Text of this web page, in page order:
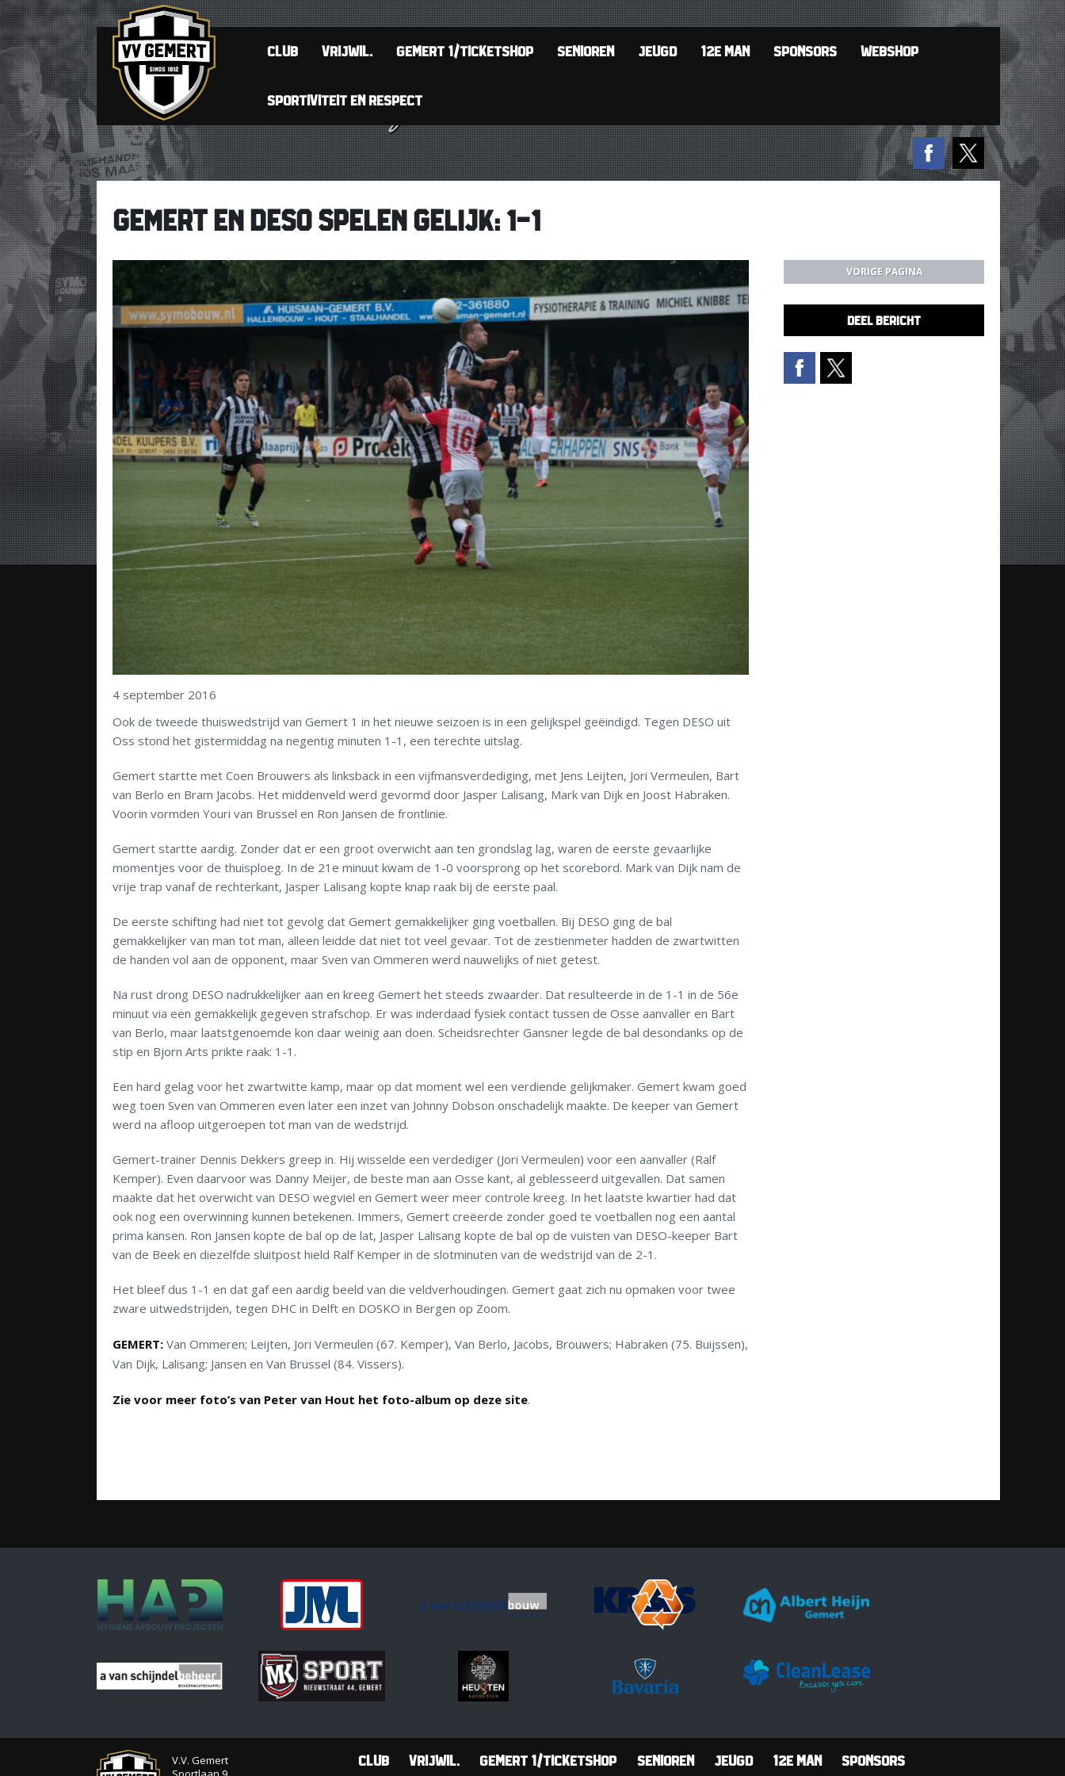
CLUB VRIJWIL. GEMERT 1/TICKETSHOP SENIOREN JEUGD 12E MAN SPONSORS WEBSHOP
SPORTIVITEIT EN RESPECT
GEMERT EN DESO SPELEN GELIJK: 1-1
4 september 2016
Ook de tweede thuiswedstrijd van Gemert 1 in het nieuwe seizoen is in een gelijkspel geëindigd. Tegen DESO uit
Oss stond het gistermiddag na negentig minuten 1-1, een terechte uitslag.
Gemert startte met Coen Brouwers als linksback in een vijfmansverdediging, met Jens Leijten, Jori Vermeulen, Bart
van Berlo en Bram Jacobs. Het middenveld werd gevormd door Jasper Lalisang, Mark van Dijk en Joost Habraken.
Voorin vormden Youri van Brussel en Ron Jansen de frontlinie.
Gemert startte aardig. Zonder dat er een groot overwicht aan ten grondslag lag, waren de eerste gevaarlijke
momentjes voor de thuisploeg. In de 21e minuut kwam de 1-0 voorsprong op het scorebord. Mark van Dijk nam de
vrije trap vanaf de rechterkant, Jasper Lalisang kopte knap raak bij de eerste paal.
De eerste schifting had niet tot gevolg dat Gemert gemakkelijker ging voetballen. Bij DESO ging de bal
gemakkelijker van man tot man, alleen leidde dat niet tot veel gevaar. Tot de zestienmeter hadden de zwartwitten
de handen vol aan de opponent, maar Sven van Ommeren werd nauwelijks of niet getest.
Na rust drong DESO nadrukkelijker aan en kreeg Gemert het steeds zwaarder. Dat resulteerde in de 1-1 in de 56e
minuut via een gemakkelijk gegeven strafschop. Er was inderdaad fysiek contact tussen de Osse aanvaller en Bart
van Berlo, maar laatstgenoemde kon daar weinig aan doen. Scheidsrechter Gansner legde de bal desondanks op de
stip en Bjorn Arts prikte raak: 1-1.
Een hard gelag voor het zwartwitte kamp, maar op dat moment wel een verdiende gelijkmaker. Gemert kwam goed
weg toen Sven van Ommeren even later een inzet van Johnny Dobson onschadelijk maakte. De keeper van Gemert
werd na afloop uitgeroepen tot man van de wedstrijd.
Gemert-trainer Dennis Dekkers greep in. Hij wisselde een verdediger (Jori Vermeulen) voor een aanvaller (Ralf
Kemper). Even daarvoor was Danny Meijer, de beste man aan Osse kant, al geblesseerd uitgevallen. Dat samen
maakte dat het overwicht van DESO wegviel en Gemert weer meer controle kreeg. In het laatste kwartier had dat
ook nog een overwinning kunnen betekenen. Immers, Gemert creëerde zonder goed te voetballen nog een aantal
prima kansen. Ron Jansen kopte de bal op de lat, Jasper Lalisang kopte de bal op de vuisten van DESO-keeper Bart
van de Beek en diezelfde sluitpost hield Ralf Kemper in de slotminuten van de wedstrijd van de 2-1.
Het bleef dus 1-1 en dat gaf een aardig beeld van die veldverhoudingen. Gemert gaat zich nu opmaken voor twee
zware uitwedstrijden, tegen DHC in Delft en DOSKO in Bergen op Zoom.
GEMERT: Van Ommeren; Leijten, Jori Vermeulen (67. Kemper), Van Berlo, Jacobs, Brouwers; Habraken (75. Buijssen),
Van Dijk, Lalisang; Jansen en Van Brussel (84. Vissers).
Zie voor meer foto’s van Peter van Hout het foto-album op deze site.
VORIGE PAGINA
DEEL BERICHT
V.V. Gemert
Club Vrijwil. Gemert 1/Ticketshop Senioren Jeugd 12e man
Sponsors